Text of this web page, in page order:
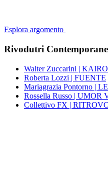
Esplora argomento
Rivodutri
Walter Zuccarini |
Roberta Lozzi | FUENTE
Mariagrazia Pontorno |
Rossella Russo | UMOR
Collettivo FX |